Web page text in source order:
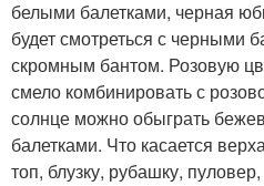
белыми балетками, черная
будет смотреться с черными
скромным бантом. Розовую
смело комбинировать с
солнце можно обыграть
балетками. Что касается
топ, блузку, рубашку,